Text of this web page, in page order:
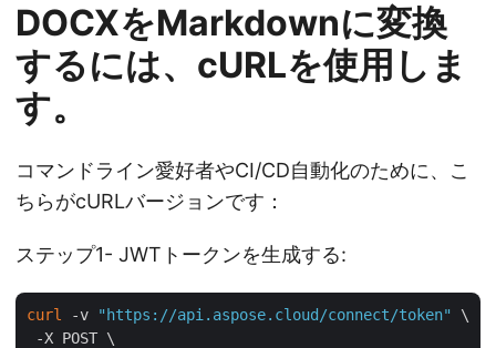
DOCXをMarkdownに変換
するには、cURLを使用しま
す。
コマンドライン愛好者やCI/CD自動化のために、こ
ちらがcURLバージョンです：
ステップ1- JWTトークンを生成する:
curl -v "https://api.aspose.cloud/connect/token"
\
-X POST \